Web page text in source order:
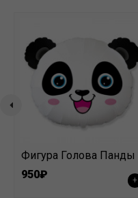
Фигура Голова Панды
950₽
+